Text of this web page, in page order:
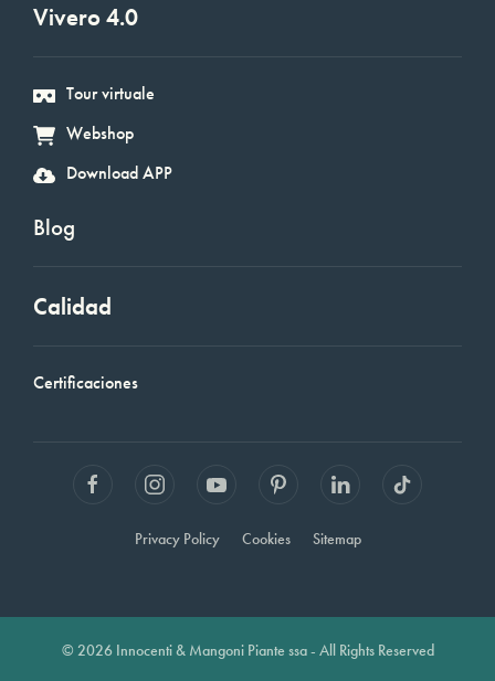
Vivero 4.0
Tour virtuale
Webshop
Download APP
Blog
Calidad
Certificaciones
Privacy Policy Cookies Sitemap
© 2026 Innocenti & Mangoni Piante ssa - All Rights Reserved